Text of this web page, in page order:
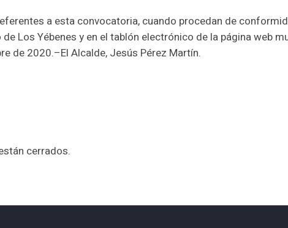
a esta convocatoria, cuando procedan de
Los Yébenes y en el tablón electrónico de la página web
de 2020.–El Alcalde, Jesús Pérez Martín.
cerrados.